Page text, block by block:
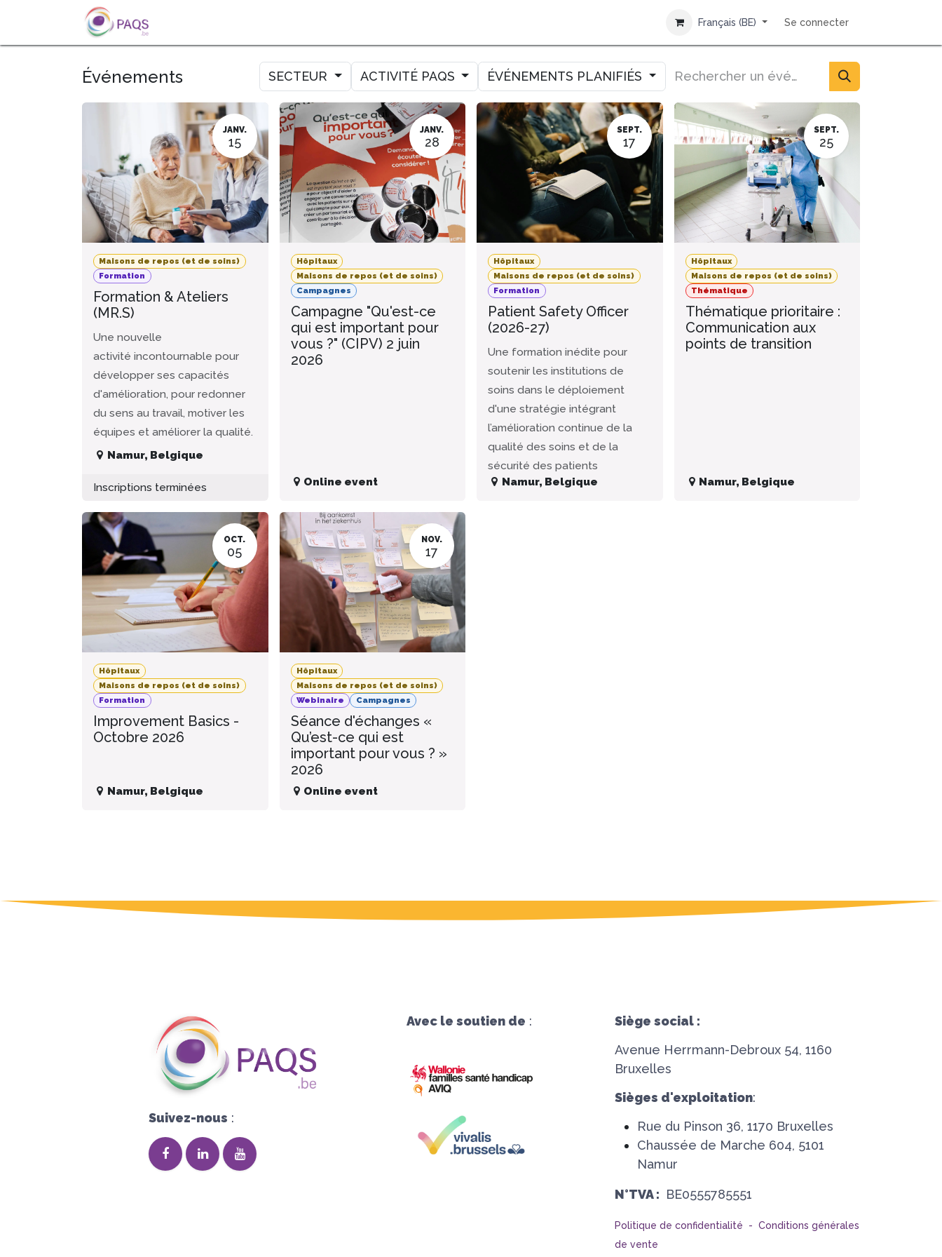
SE RENDRE AU CONTENU
Français (BE) Se connecter
Événements SECTEUR ACTIVITÉ PAQS ÉVÉNEMENTS PLANIFIÉS
JANV.
15
Maisons de repos (et de soins)
Formation
Formation & Ateliers
(MR.S)
Une nouvelle
activité incontournable pour
développer ses capacités
d'amélioration, pour redonner
du sens au travail, motiver les
équipes et améliorer la qualité.
Namur, Belgique
Inscriptions terminées
JANV.
28
Hôpitaux
Maisons de repos (et de soins)
Campagnes
Campagne "Qu'est-ce
qui est important pour
vous ?" (CIPV) 2 juin
2026
Online event
SEPT.
17
Hôpitaux
Maisons de repos (et de soins)
Formation
Patient Safety Officer
(2026-27)
Une formation inédite pour
soutenir les institutions de
soins dans le déploiement
d'une stratégie intégrant
l’amélioration continue de la
qualité des soins et de la
sécurité des patients
Namur, Belgique
SEPT.
25
Hôpitaux
Maisons de repos (et de soins)
Thématique
Thématique prioritaire :
Communication aux
points de transition
Namur, Belgique
OCT.
05
Hôpitaux
Maisons de repos (et de soins)
Formation
Improvement Basics -
Octobre 2026
Namur, Belgique
NOV.
17
Hôpitaux
Maisons de repos (et de soins)
Webinaire
Campagnes
Séance d'échanges «
Qu’est-ce qui est
important pour vous ? »
2026
Online event
Suivez-nous :
Avec le soutien de :
Siège social :
Avenue Herrmann-Debroux 54, 1160
Bruxelles
Sièges d'exploitation:
Rue du Pinson 36, 1170 Bruxelles
Chaussée de Marche 604, 5101
Namur
N°TVA : BE0555785551
Politique de confidentialité - Conditions générales
de vente